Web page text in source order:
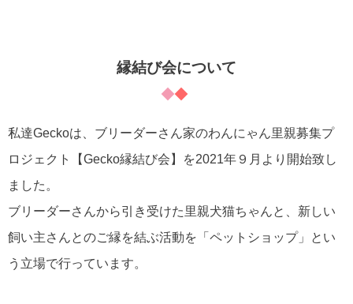
縁結び会について
私達Geckoは、ブリーダーさん家のわんにゃん里親募集プ
ロジェクト【Gecko縁結び会】を2021年９月より開始致し
ました。
ブリーダーさんから引き受けた里親犬猫ちゃんと、新しい
飼い主さんとのご縁を結ぶ活動を「ペットショップ」とい
う立場で行っています。